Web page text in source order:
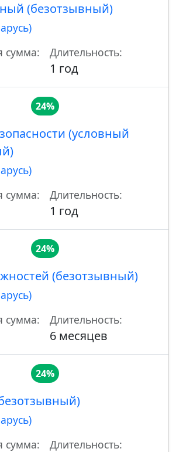
(безотзывный)
сумма:
Длительность:
1 год
24%
(условный
сумма:
Длительность:
1 год
24%
(безотзывный)
сумма:
Длительность:
6 месяцев
24%
сумма:
Длительность: